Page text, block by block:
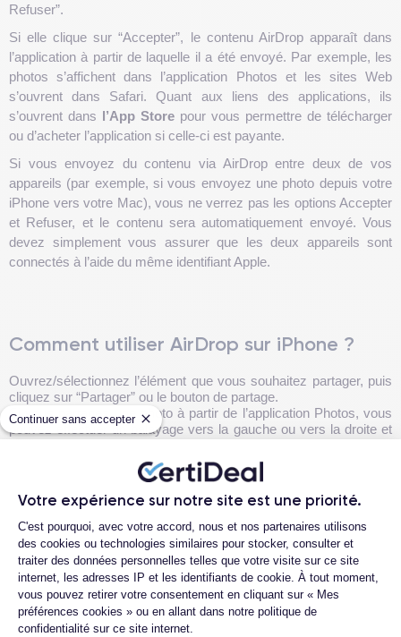
Continuer sans accepter
Votre expérience sur notre site est une priorité.
Plateforme de Gestion du
C'est pourquoi, avec votre accord, nous et nos partenaires utilisons
des cookies ou technologies similaires pour stocker, consulter et
traiter des données personnelles telles que votre visite sur ce site
internet, les adresses IP et les identifiants de cookie. À tout moment,
vous pouvez retirer votre consentement en cliquant sur « Mes
préférences cookies » ou en allant dans notre politique de
confidentialité sur ce site internet.
Refuser”.
Si elle clique sur “Accepter”, le contenu AirDrop apparaît dans
l’application à partir de laquelle il a été envoyé. Par exemple, les
photos s’affichent dans l’application Photos et les sites Web
s’ouvrent dans Safari. Quant aux liens des applications, ils
s’ouvrent dans l’App Store pour vous permettre de télécharger
ou d’acheter l’application si celle-ci est payante.
Si vous envoyez du contenu via AirDrop entre deux de vos
appareils (par exemple, si vous envoyez une photo depuis votre
iPhone vers votre Mac), vous ne verrez pas les options Accepter
et Refuser, et le contenu sera automatiquement envoyé. Vous
devez simplement vous assurer que les deux appareils sont
connectés à l’aide du même identifiant Apple.
Comment utiliser AirDrop sur iPhone ?
Ouvrez/sélectionnez l’élément que vous souhaitez partager, puis
cliquez sur “Partager” ou le bouton de partage.
Si vous partagez une photo à partir de l’application Photos, vous
pouvez effectuer un balayage vers la gauche ou vers la droite et
Ensuite, cliquez sur l’icône bleue AirDrop qui se situe dans les
Choisissez l’utilisateur AirDrop avec qui vous souhaitez partager
du contenu.
Si la personne avec laquelle vous partagez du contenu se trouve
dans vos contacts, son nom apparaîtra avec une image tandis
que si elle ne fait pas partie de vos contacts, vous verrez
simplement son nom sans image.
Si une pastille numérotée rouge apparaît sur le bouton AirDrop,